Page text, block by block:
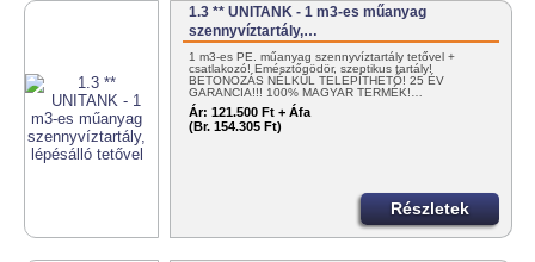
1.3 ** UNITANK - 1 m3-es műanyag
szennyvíztartály,…
1 m3-es PE. műanyag szennyvíztartály tetővel +
csatlakozó! Emésztőgödör, szeptikus tartály!
BETONOZÁS NÉLKÜL TELEPÍTHETŐ! 25 ÉV
GARANCIA!!! 100% MAGYAR TERMÉK!…
Ár: 121.500 Ft + Áfa
(Br. 154.305 Ft)
Részletek